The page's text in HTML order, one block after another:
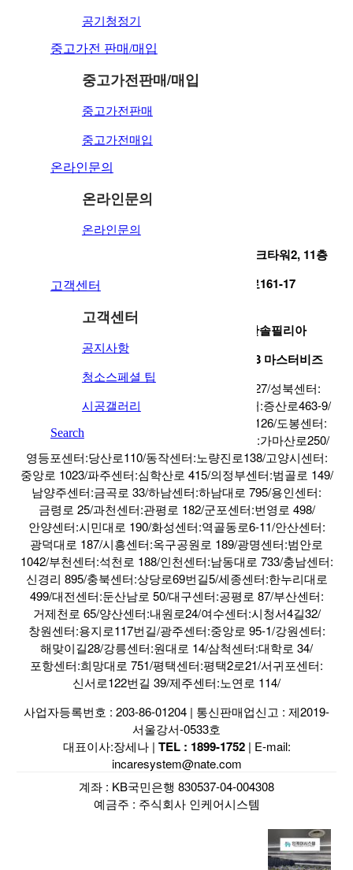
고객센터
청소스페셜 팁
시공갤러리
공기청정기
중고가전 판매/매입
중고가전판매/매입
중고가전판매
중고가전매입
온라인문의
온라인문의
온라인문의
고객센터
고객센터
공지사항
청소스페셜 팁
시공갤러리
Search
본사주소: 서울 강서구 공항대로213 보타닉파크타워2, 11층
강서영업센터: 서울 강서구 마곡중앙로161-17
강남영업센터: 서울 강남구 역삼로 310 한솔필리아
김포기술연구센터: 김포시 태장로795번길 23 마스터비즈
강동센터:천호대로 1102/강북센터:도봉로327/성북센터:
보문로157/종로센터:태평로2가 68-3/은평센터:증산로463-9/
용산센터:한강로3가40-112/광진센터:자양로126/도봉센터:
방학동 705-36/양천센터:목동로203/구로센터:가마산로250/
영등포센터:당산로110/동작센터:노량진로138/고양시센터:
중앙로 1023/파주센터:심학산로 415/의정부센터:범골로 149/
남양주센터:금곡로 33/하남센터:하남대로 795/용인센터:
금령로 25/과천센터:관평로 182/군포센터:번영로 498/
안양센터:시민대로 190/화성센터:역골동로6-11/안산센터:
광덕대로 187/시흥센터:옥구공원로 189/광명센터:범안로
1042/부천센터:석천로 188/인천센터:남동대로 733/충남센터:
신경리 895/충북센터:상당로69번길5/세종센터:한누리대로
499/대전센터:둔산남로 50/대구센터:공평로 87/부산센터:
거제천로 65/양산센터:내원로24/여수센터:시청서4길32/
창원센터:용지로117번길/광주센터:중앙로 95-1/강원센터:
해맞이길28/강릉센터:원대로 14/삼척센터:대학로 34/
포항센터:희망대로 751/평택센터:평택2로21/서귀포센터:
신서로122번길 39/제주센터:노연로 114/
사업자등록번호 : 203-86-01204 | 통신판매업신고 : 제2019-
서울강서-0533호
대표이사:장세나 | TEL : 1899-1752| E-mail:
incaresystem@nate.com
계좌 : KB국민은행 830537-04-004308
예금주 : 주식회사 인케어시스템